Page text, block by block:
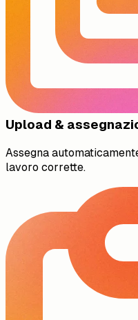
Upload &
Assegna
lavoro corrette.